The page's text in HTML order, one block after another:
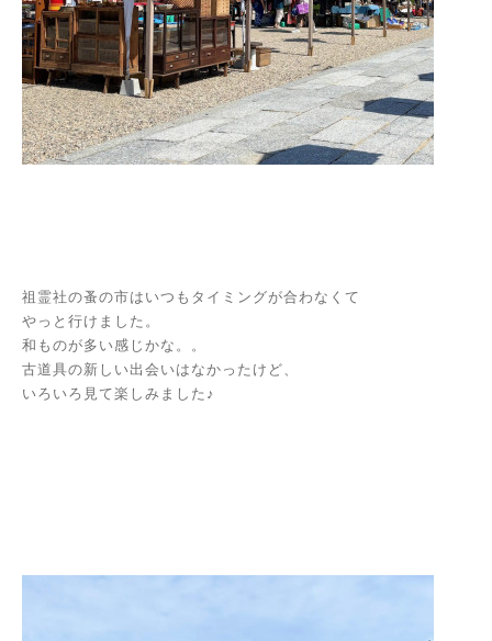
祖霊社の蚤の市はいつもタイミングが合わなくて
やっと行けました。
和ものが多い感じかな。。
古道具の新しい出会いはなかったけど、
いろいろ見て楽しみました♪